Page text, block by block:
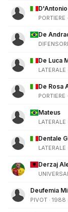
De
De Luca
De Rosa
Mateus
Dentale
Derzaj
Deufemia
PIVOT · 1988